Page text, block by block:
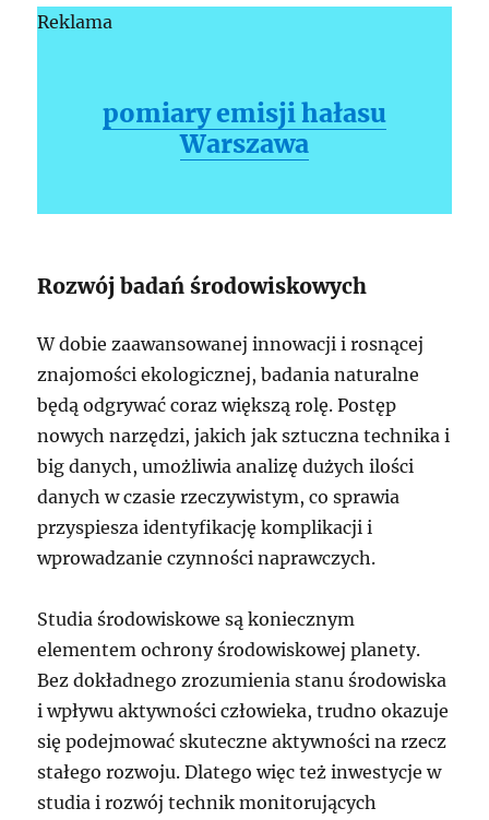
Reklama
pomiary emisji hałasu
Warszawa
Rozwój badań środowiskowych
W dobie zaawansowanej innowacji i rosnącej
znajomości ekologicznej, badania naturalne
będą odgrywać coraz większą rolę. Postęp
nowych narzędzi, jakich jak sztuczna technika i
big danych, umożliwia analizę dużych ilości
danych w czasie rzeczywistym, co sprawia
przyspiesza identyfikację komplikacji i
wprowadzanie czynności naprawczych.
Studia środowiskowe są koniecznym
elementem ochrony środowiskowej planety.
Bez dokładnego zrozumienia stanu środowiska
i wpływu aktywności człowieka, trudno okazuje
się podejmować skuteczne aktywności na rzecz
stałego rozwoju. Dlatego więc też inwestycje w
studia i rozwój technik monitorujących